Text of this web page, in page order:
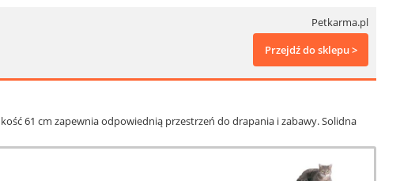
Petkarma.pl
Przejdź do sklepu >
61 cm zapewnia odpowiednią przestrzeń do drapania i zabawy. Solidna